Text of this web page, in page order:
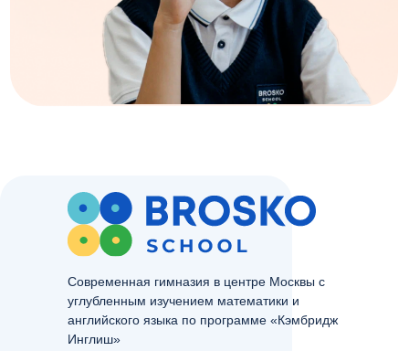
Современная гимназия в центре Москвы с
углубленным изучением математики и
английского языка по программе «Кэмбридж
Инглиш»